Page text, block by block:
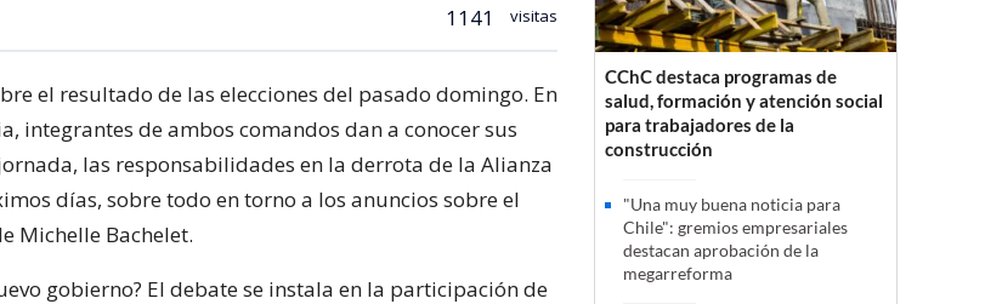
1141 visitas
el resultado de las elecciones del pasado domingo. En
integrantes de ambos comandos dan a conocer sus
las responsabilidades en la derrota de la Alianza
días, sobre todo en torno a los anuncios sobre el
Michelle Bachelet.
gobierno? El debate se instala en la participación de
CChC destaca programas de
salud, formación y atención social
para trabajadores de la
construcción
"Una muy buena noticia para
Chile": gremios empresariales
destacan aprobación de la
megarreforma